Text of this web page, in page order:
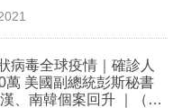
病毒全球疫情｜確診人
萬 美國副總統彭斯秘書
、南韓個案回升 ｜（即